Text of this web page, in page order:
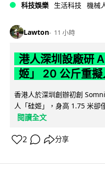
科技娛樂 生活科技 機械
Lawton 11 小時
港人深圳設廠研
姬」 20 公斤重
香港人於深圳創辦初創
人「硅姬」，身高 1.75 米卻
閱讀全文
2 分享